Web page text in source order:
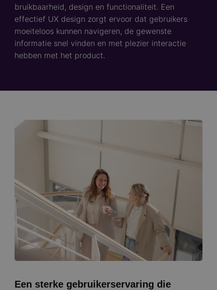
bruikbaarheid, design en functionaliteit. Een
effectief UX design zorgt ervoor dat gebruikers
moeiteloos kunnen navigeren, de gewenste
informatie snel vinden en met plezier interactie
hebben met het product.
Een sterke gebruikerservaring die